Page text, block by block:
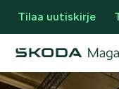
Tilaa uutiskirje